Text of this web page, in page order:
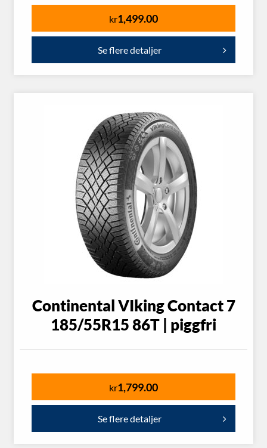
kr1,499.00
Se flere detaljer
Continental VIking Contact 7
185/55R15 86T | piggfri
kr1,799.00
Se flere detaljer